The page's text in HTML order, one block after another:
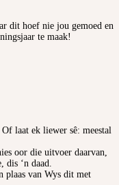
dit hoef nie jou gemoed en
te maak!
laat ek liewer sê: meestal
oor die uitvoer daarvan,
dis ‘n daad.
plaas van Wys dit met